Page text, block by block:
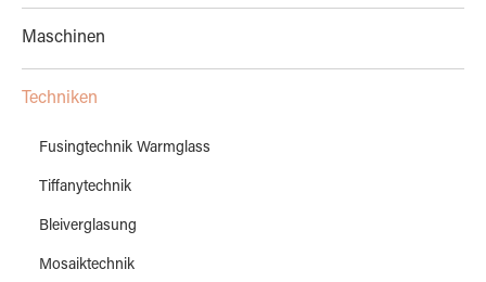
Maschinen
Techniken
Fusingtechnik Warmglass
Tiffanytechnik
Bleiverglasung
Mosaiktechnik